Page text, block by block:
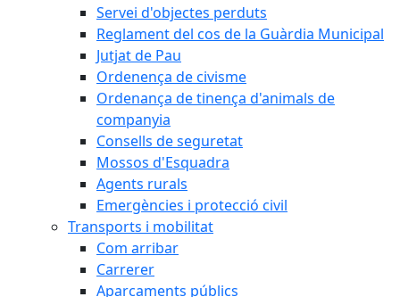
Servei d'objectes perduts
Reglament del cos de la Guàrdia Municipal
Jutjat de Pau
Ordenença de civisme
Ordenança de tinença d'animals de
companyia
Consells de seguretat
Mossos d'Esquadra
Agents rurals
Emergències i protecció civil
Transports i mobilitat
Com arribar
Carrerer
Aparcaments públics